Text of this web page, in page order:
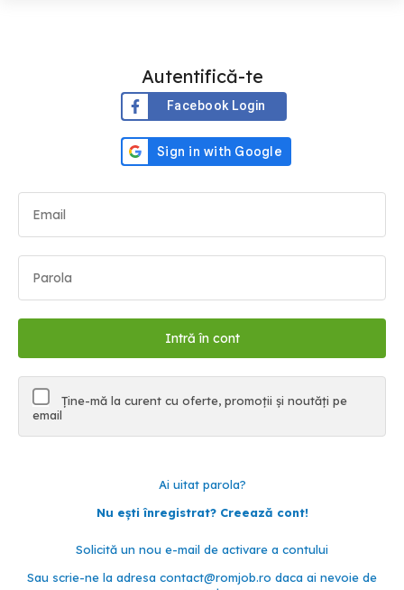
Autentifică-te
Facebook Login
Ține-mă la curent cu oferte, promoții și noutăți pe
email
Ai uitat parola?
Nu ești înregistrat? Creează cont!
Solicită un nou e-mail de activare a contului
Sau scrie-ne la adresa contact@romjob.ro daca ai nevoie de